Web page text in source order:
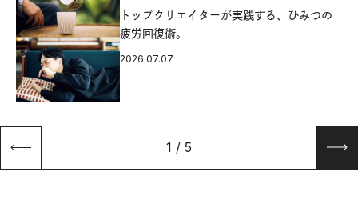
トップクリエイターが実践する、ひみつの
疲労回復術。
2026.07.07
1 / 5